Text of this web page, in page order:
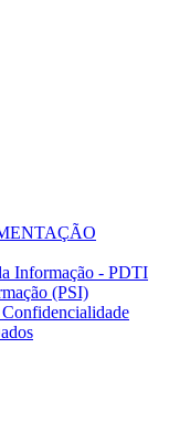
Informação - PDTI
(PSI)